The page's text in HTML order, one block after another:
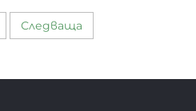
Следваща